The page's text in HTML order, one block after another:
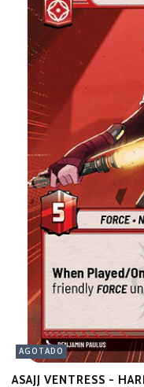
AGOTADO
ASAJJ VENTRESS -